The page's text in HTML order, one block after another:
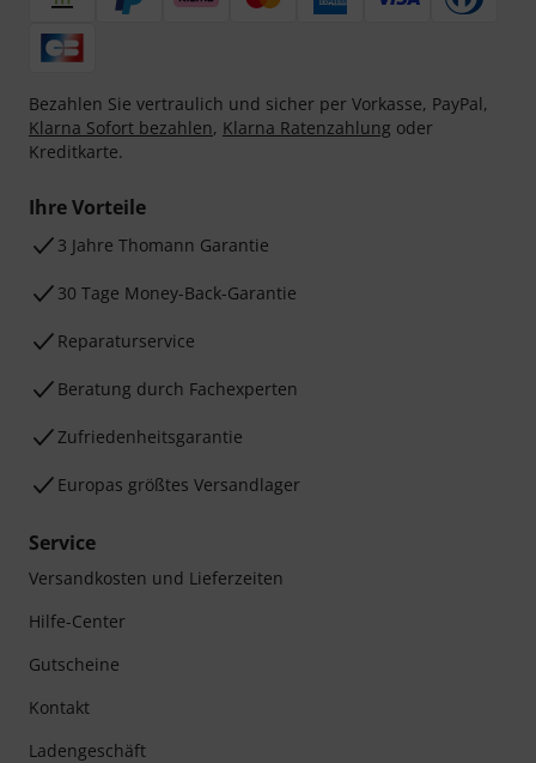
Bezahlen Sie vertraulich und sicher per Vorkasse, PayPal,
Klarna Sofort bezahlen, Klarna Ratenzahlung oder
Kreditkarte.
Ihre Vorteile
3 Jahre Thomann Garantie
30 Tage Money-Back-Garantie
Reparaturservice
Beratung durch Fachexperten
Zufriedenheitsgarantie
Europas größtes Versandlager
Service
Versandkosten und Lieferzeiten
Hilfe-Center
Gutscheine
Kontakt
Ladengeschäft